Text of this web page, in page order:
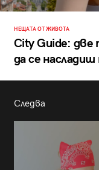
НЕЩАТА ОТ ЖИВОТА
City Guide:
да се
Следва